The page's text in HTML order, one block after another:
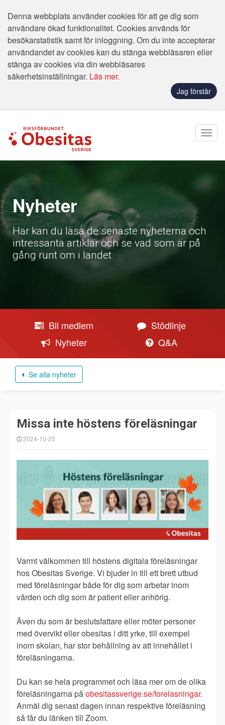
Denna webbplats använder cookies för att ge dig som
användare ökad funktionalitet. Cookies används för
besökarstatistik samt för inloggning. Om du inte accepterar
användandet av cookies kan du stänga webbläsaren eller
stänga av cookies via din webbläsares
säkerhetsinställningar. Läs mer.
Jag förstår
Nyheter
Här kan du läsa de senaste nyheterna och
intressanta artiklar och se vad som är på
gång runt om i landet
Bli medlem
Stödlinje
Nyheter
Q&A
Se alla nyheter
Missa inte höstens föreläsningar
2024-10-25
Varmt välkommen till höstens digitala föreläsningar
hos Obesitas Sverige. Vi bjuder in till ett brett utbud
med föreläsningar både för dig som arbetar inom
vården och dig som är patient eller anhörig.
Även du som är beslutsfattare eller möter personer
med övervikt eller obesitas i ditt yrke, till exempel
inom skolan, har stor behållning av att innehållet i
föreläsningarna.
Du kan se hela programmet och läsa mer om de olika
föreläsningarna påobesitassverige.se/forelasningar.
Anmäl dig senast dagen innan respektive föreläsning
så får du länken till Zoom.